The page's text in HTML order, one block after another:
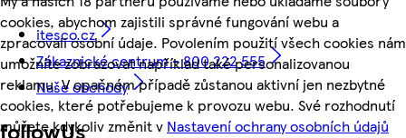
cookies, abychom zajistili správné fungování webu a
zpracovali osobní údaje. Povolením použití všech cookies nám
umožníte zobrazovat například také personalizovanou
reklamu. V opačném případě zůstanou aktivní jen nezbytné
cookies, které potřebujeme k provozu webu. Své rozhodnutí
můžete kdykoliv změnit v Nastavení ochrany osobních údajů
itesco.cz
Zákaznické centrum - 800 222 555
Naše obchody
followUs